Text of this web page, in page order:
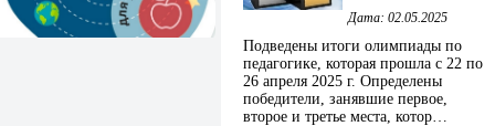
Дата: 02.05.2025
Подведены итоги олимпиады по
педагогике, которая прошла с 22 по
26 апреля 2025 г. Определены
победители, занявшие первое,
второе и третье места, котор…